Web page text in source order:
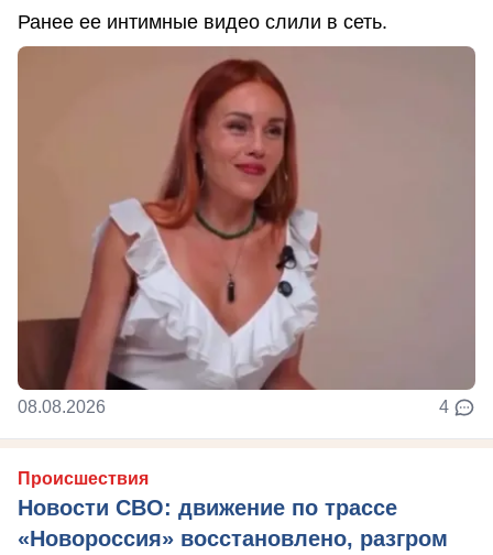
Ранее ее интимные видео слили в сеть.
08.08.2026 4
Происшествия
Новости СВО: движение по трассе
«Новороссия» восстановлено, разгром